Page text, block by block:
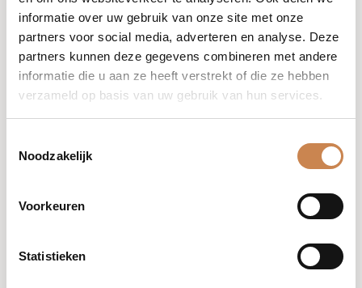
informatie over uw gebruik van onze site met onze
partners voor social media, adverteren en analyse. Deze
partners kunnen deze gegevens combineren met andere
informatie die u aan ze heeft verstrekt of die ze hebben
verzameld op basis van uw gebruik van hun services.
Noodzakelijk
Voorkeuren
Statistieken
gaasje. Verwijder make-up, onzuiverheden en
overtollig talg. Te gebruiken als pre-
cleanser om zware make-up te verwijderen.
Ook geschikt als skin preparator vóór het
aanbrengen van maskers en serums.